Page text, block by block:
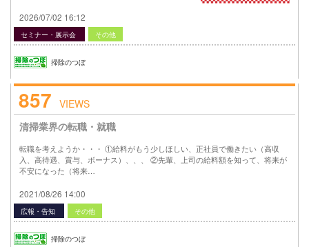
2026/07/02 16:12
セミナー・展示会 その他
掃除のつぼ
857 VIEWS
清掃業界の転職・就職
転職を考えようか・・・ ①給料がもう少しほしい、正社員で働きたい（高収
入、高待遇、賞与、ボーナス）、、、 ②先輩、上司の給料額を知って、将来が
不安になった（将来…
2021/08/26 14:00
広報・告知 その他
掃除のつぼ